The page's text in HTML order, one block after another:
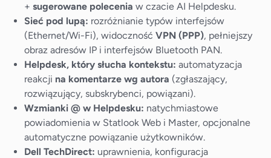
+ sugerowane polecenia w czacie AI Helpdesku.
Sieć pod lupą: rozróżnianie typów interfejsów
(Ethernet/Wi-Fi), widoczność VPN (PPP), pełniejszy
obraz adresów IP i interfejsów Bluetooth PAN.
Helpdesk, który słucha kontekstu: automatyzacja
reakcji na komentarze wg autora (zgłaszający,
rozwiązujący, subskrybenci, powiązani).
Wzmianki @ w Helpdesku: natychmiastowe
powiadomienia w Statlook Web i Master, opcjonalne
automatyczne powiązanie użytkowników.
Dell TechDirect: uprawnienia, konfiguracja